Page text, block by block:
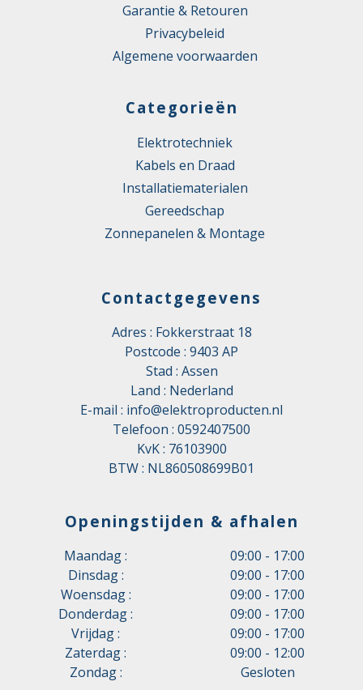
Garantie & Retouren
Privacybeleid
Algemene voorwaarden
Categorieën
Elektrotechniek
Kabels en Draad
Installatiematerialen
Gereedschap
Zonnepanelen & Montage
Contactgegevens
Adres : Fokkerstraat 18
Postcode : 9403 AP
Stad : Assen
Land : Nederland
E-mail : info@elektroproducten.nl
Telefoon : 0592407500
KvK : 76103900
BTW : NL860508699B01
Openingstijden & afhalen
Maandag :
09:00 - 17:00
Dinsdag :
09:00 - 17:00
Woensdag :
09:00 - 17:00
Donderdag :
09:00 - 17:00
Vrijdag :
09:00 - 17:00
Zaterdag :
09:00 - 12:00
Zondag :
Gesloten